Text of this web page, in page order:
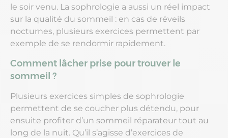
le soir venu. La sophrologie a aussi un réel impact
sur la qualité du sommeil : en cas de réveils
nocturnes, plusieurs exercices permettent par
exemple de se rendormir rapidement.
Comment lâcher prise pour trouver le
sommeil ?
Plusieurs exercices simples de sophrologie
permettent de se coucher plus détendu, pour
ensuite profiter d’un sommeil réparateur tout au
long de la nuit. Qu’il s’agisse d’exercices de